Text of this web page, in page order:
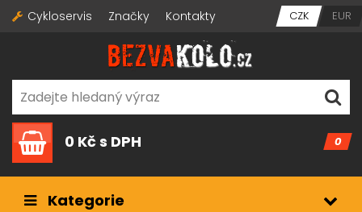
Cykloservis Značky Kontakty CZK EUR
0
0 Kčs DPH
Kategorie